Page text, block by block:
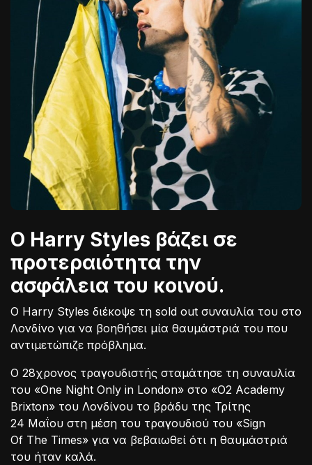
O Harry Styles βάζει σε
προτεραιότητα την
ασφάλεια του κοινού.
Ο Harry Styles διέκοψε τη sold out συναυλία του στο
Λονδίνο για να βοηθήσει μία θαυμάστριά του που
αντιμετώπιζε πρόβλημα.
Ο 28χρονος τραγουδιστής σταμάτησε τη συναυλία
του «One Night Only in London» στο «O2 Academy
Brixton» του Λονδίνου το βράδυ της Τρίτης
24 Μαΐου στη μέση του τραγουδιού του «Sign
Of The Times» για να βεβαιωθεί ότι η θαυμάστριά
του ήταν καλά.